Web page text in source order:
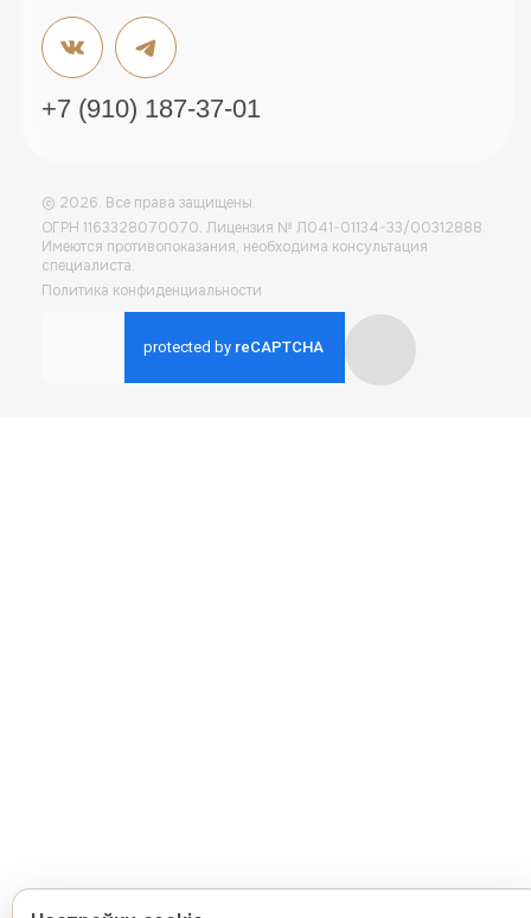
+7 (910) 187-37-01
© 2026. Все права защищены.
ОГРН 1163328070070. Лицензия № Л041-01134-33/00312888.
Имеются противопоказания, необходима консультация
специалиста.
Политика конфиденциальности